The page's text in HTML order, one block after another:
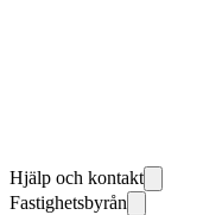
Hjälp och kontakt
Fastighetsbyrån